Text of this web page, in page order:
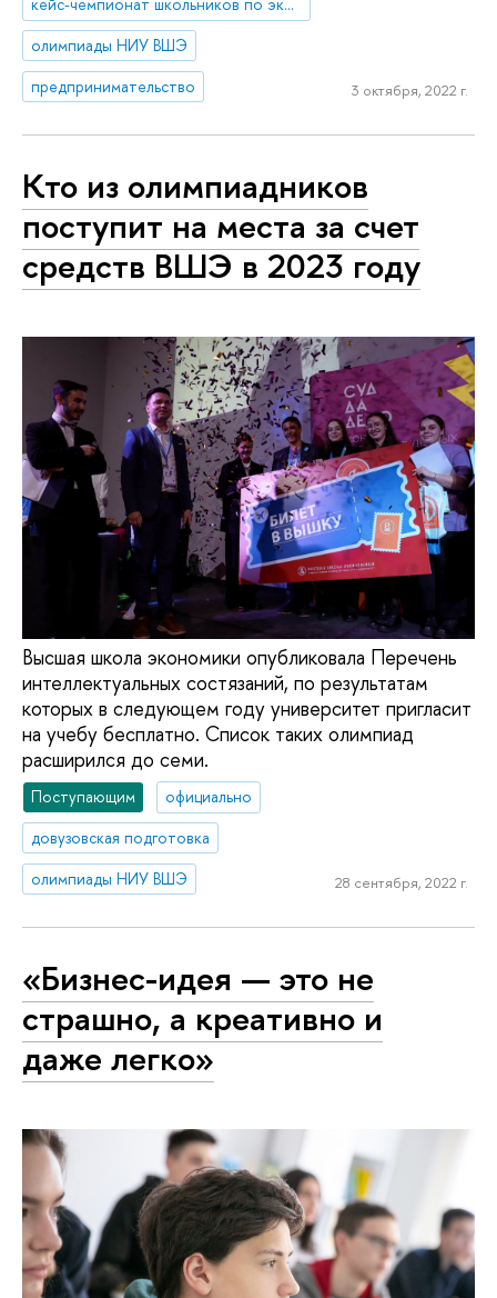
кейс-чемпионат школьников по экономике и предпринимательству
олимпиады НИУ ВШЭ
предпринимательство
3 октября, 2022 г.
Кто из олимпиадников
поступит на места за счет
средств ВШЭ в 2023 году
Высшая школа экономики опубликовала Перечень
интеллектуальных состязаний, по результатам
которых в следующем году университет пригласит
на учебу бесплатно. Список таких олимпиад
расширился до семи.
Поступающим
официально
довузовская подготовка
олимпиады НИУ ВШЭ
28 сентября, 2022 г.
«Бизнес-идея — это не
страшно, а креативно и
даже легко»